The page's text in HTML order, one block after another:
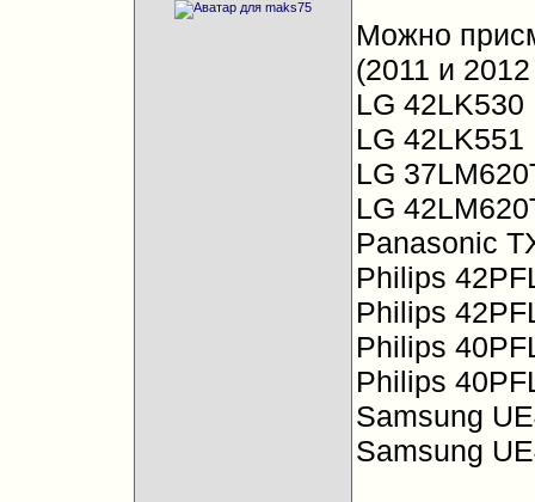
Можно
(2011 и
LG 42LK530
LG 42LK551
LG
LG
Panasonic
Philips
Philips
Philips
Philips
Samsung
Samsung